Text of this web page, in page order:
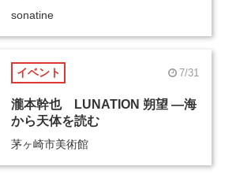
sonatine
イベント 7/31
瀧本幹也 LUNATION 朔望 ―海
から天体を読む
茅ヶ崎市美術館